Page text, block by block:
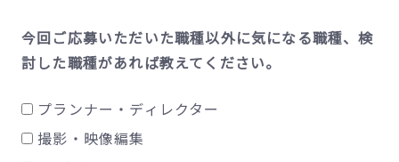
今回ご応募いただいた職種以外に気になる職種、検
討した職種があれば教えてください。
プランナー・ディレクター
撮影・映像編集